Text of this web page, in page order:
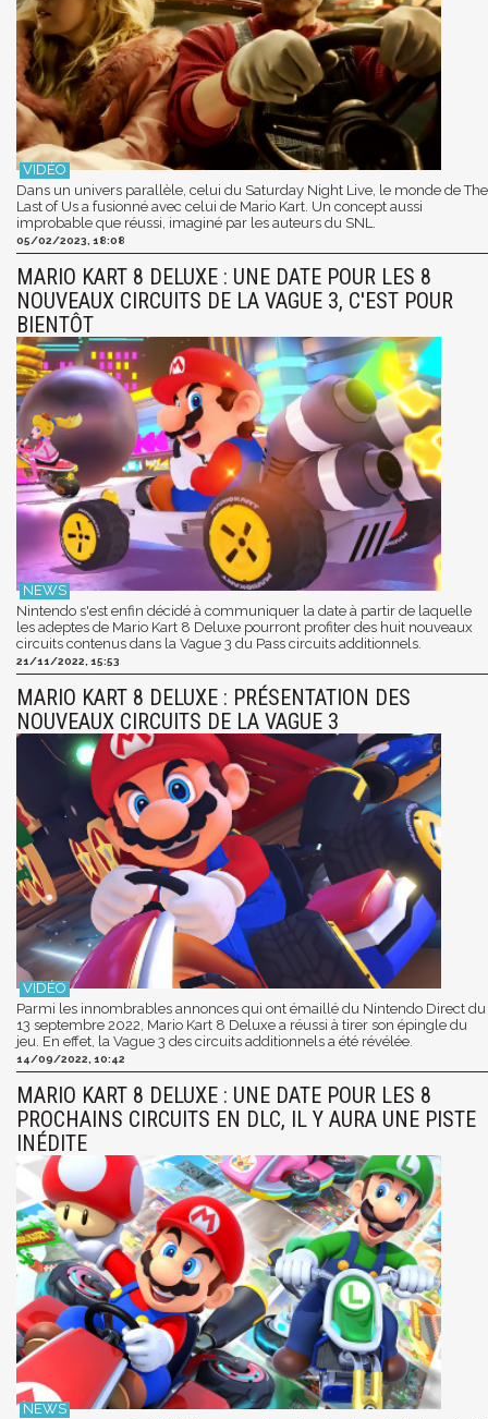
Dans un univers parallèle, celui du Saturday Night Live, le monde de The
Last of Us a fusionné avec celui de Mario Kart. Un concept aussi
improbable que réussi, imaginé par les auteurs du SNL.
05/02/2023, 18:08
MARIO KART 8 DELUXE : UNE DATE POUR LES 8
NOUVEAUX CIRCUITS DE LA VAGUE 3, C'EST POUR
BIENTÔT
Nintendo s'est enfin décidé à communiquer la date à partir de laquelle
les adeptes de Mario Kart 8 Deluxe pourront profiter des huit nouveaux
circuits contenus dans la Vague 3 du Pass circuits additionnels.
21/11/2022, 15:53
MARIO KART 8 DELUXE : PRÉSENTATION DES
NOUVEAUX CIRCUITS DE LA VAGUE 3
Parmi les innombrables annonces qui ont émaillé du Nintendo Direct du
13 septembre 2022, Mario Kart 8 Deluxe a réussi à tirer son épingle du
jeu. En effet, la Vague 3 des circuits additionnels a été révélée.
14/09/2022, 10:42
MARIO KART 8 DELUXE : UNE DATE POUR LES 8
PROCHAINS CIRCUITS EN DLC, IL Y AURA UNE PISTE
INÉDITE